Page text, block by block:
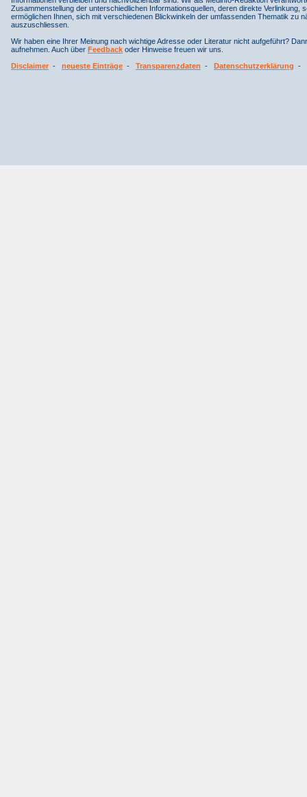
Zusammenstellung der unterschiedlichen Informationsquellen, deren direkte
ermöglichen Ihnen, sich mit verschiedenen Blickwinkeln der umfassenden Thematik
auszuschliessen.
Wir haben eine Ihrer Meinung nach wichtige Adresse oder Literatur nicht aufgeführt?
aufnehmen. Auch über Feedback oder Hinweise freuen wir uns.
Disclaimer - neueste Einträge - Transparenzdaten - Datenschutzerklärung -